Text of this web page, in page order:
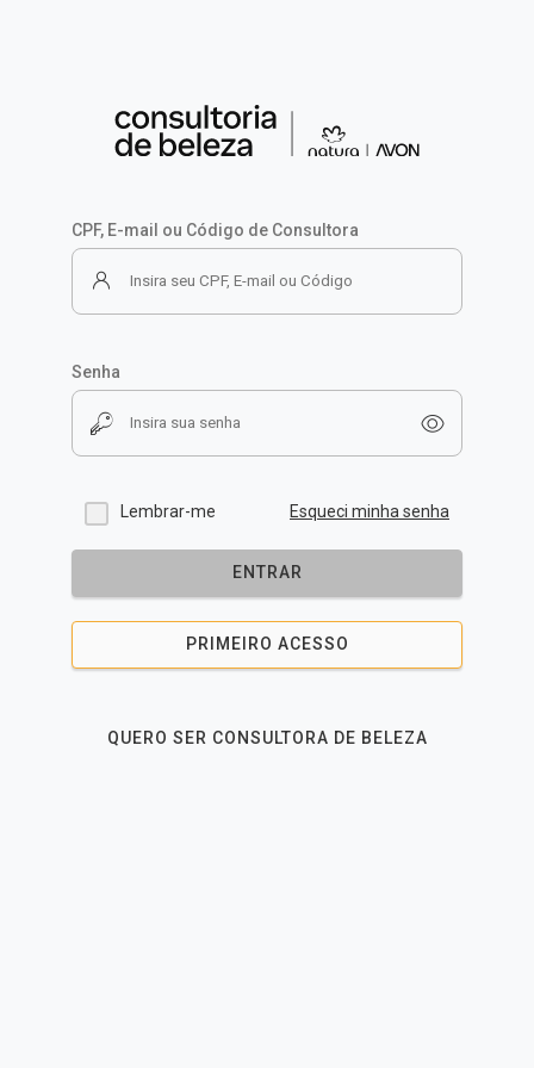
CPF, E-mail ou Código de Consultora
Senha
Lembrar-me Esqueci minha senha
ENTRAR
PRIMEIRO ACESSO
QUERO SER CONSULTORA DE BELEZA